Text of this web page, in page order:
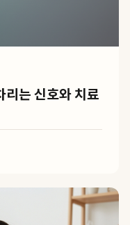
는 신호와 치료